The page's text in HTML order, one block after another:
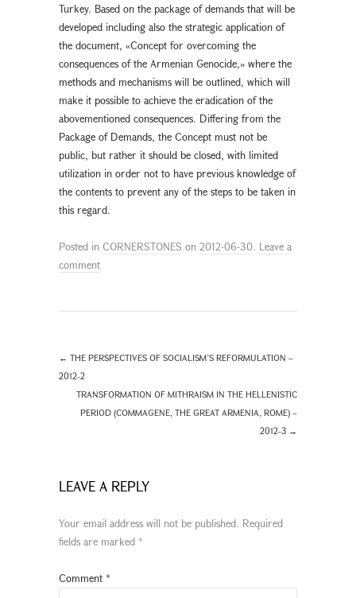
Turkey. Based on the package of demands that will be
developed including also the strategic application of
the document, «Concept for overcoming the
consequences of the Armenian Genocide,» where the
methods and mechanisms will be outlined, which will
make it possible to achieve the eradication of the
abovementioned consequences. Differing from the
Package of Demands, the Concept must not be
public, but rather it should be closed, with limited
utilization in order not to have previous knowledge of
the contents to prevent any of the steps to be taken in
this regard.
Posted in CORNERSTONES on 2012-06-30. Leave a
comment
← THE PERSPECTIVES OF SOCIALISM’S REFORMULATION –
2012-2
TRANSFORMATION OF MITHRAISM IN THE HELLENISTIC
PERIOD (COMMAGENE, THE GREAT ARMENIA, ROME) –
2012-3 →
LEAVE A REPLY
Your email address will not be published. Required
fields are marked *
Comment *